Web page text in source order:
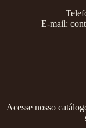
E-mail:
Acesse nosso